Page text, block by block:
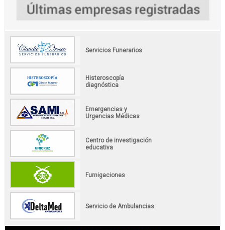
Servicios Funerarios
Histeroscopía
diagnóstica
Emergencias y
Urgencias Médicas
Centro de investigación
educativa
Fumigaciones
Servicio de Ambulancias